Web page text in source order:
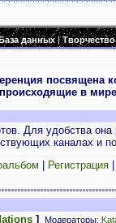
данных|Творчество
посвящена
в
Для удобства
каналах и
Регистрация
] Модераторы: